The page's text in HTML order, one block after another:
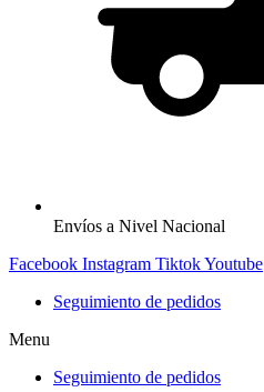
Envíos a Nivel Nacional
Facebook Instagram TiktokYoutube
Seguimiento de pedidos
Menu
Seguimiento de pedidos